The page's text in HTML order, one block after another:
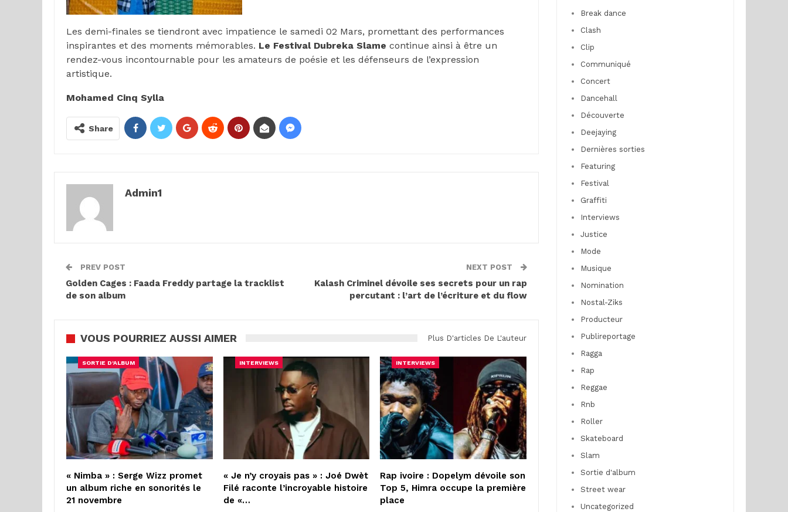
Les demi-finales se tiendront avec impatience le samedi 02 Mars, promettant des performances
inspirantes et des moments mémorables. Le Festival Dubreka Slame continue ainsi à être un
rendez-vous incontournable pour les amateurs de poésie et les défenseurs de l’expression
artistique.
Mohamed Cinq Sylla
Share
Admin1
PREV POST
Golden Cages : Faada Freddy partage la tracklist
de son album
NEXT POST
Kalash Criminel dévoile ses secrets pour un rap
percutant : l’art de l’écriture et du flow
VOUS POURRIEZ AUSSI AIMER Plus D'articles De L'auteur
SORTIE D'ALBUM
« Nimba » : Serge Wizz promet
un album riche en sonorités le
21 novembre
INTERVIEWS
« Je n’y croyais pas » : Joé Dwèt
Filé raconte l’incroyable histoire
de «…
INTERVIEWS
Rap ivoire : Dopelym dévoile son
Top 5, Himra occupe la première
place
Break dance
Clash
Clip
Communiqué
Concert
Dancehall
Découverte
Deejaying
Dernières sorties
Featuring
Festival
Graffiti
Interviews
Justice
Mode
Musique
Nomination
Nostal-Ziks
Producteur
Publireportage
Ragga
Rap
Reggae
Rnb
Roller
Skateboard
Slam
Sortie d'album
Street wear
Uncategorized